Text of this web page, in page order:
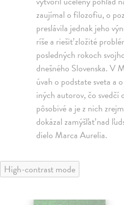
zaujímal o filozofiu, o
preslávila jednak jeho
ríše a riešiť zložité
posledných rokoch
dnešného Slovenska. V
úvah o podstate sveta a
iných autorov, čo svedčí
pôsobivé a je z nich
dokázal zamýšľať nad
dielo Marca Aurelia.
High-contrast mode